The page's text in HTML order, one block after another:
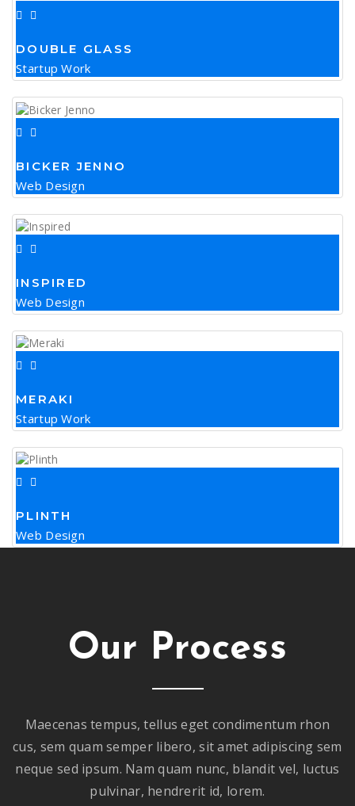
DOUBLE GLASS
Startup Work
BICKER JENNO
Web Design
INSPIRED
Web Design
MERAKI
Startup Work
PLINTH
Web Design
Our Process
Maecenas tempus, tellus eget condimentum rhon
cus, sem quam semper libero, sit amet adipiscing sem
neque sed ipsum. Nam quam nunc, blandit vel, luctus
pulvinar, hendrerit id, lorem.